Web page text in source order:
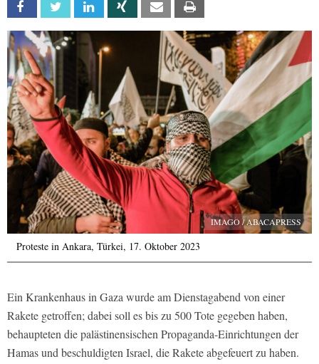
Facebook Twitter Linkedin Xing Email
IMAGO / ABACAPRESS
Proteste in Ankara, Türkei, 17. Oktober 2023
Ein Krankenhaus in Gaza wurde am Dienstagabend von einer
Rakete getroffen; dabei soll es bis zu 500 Tote gegeben haben,
behaupteten die palästinensischen Propaganda-Einrichtungen der
Hamas und beschuldigten Israel, die Rakete abgefeuert zu haben.